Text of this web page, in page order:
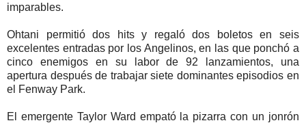
imparables.
Ohtani permitió dos hits y regaló dos boletos en seis
excelentes entradas por los Angelinos, en las que ponchó a
cinco enemigos en su labor de 92 lanzamientos, una
apertura después de trabajar siete dominantes episodios en
el Fenway Park.
El emergente Taylor Ward empató la pizarra con un jonrón